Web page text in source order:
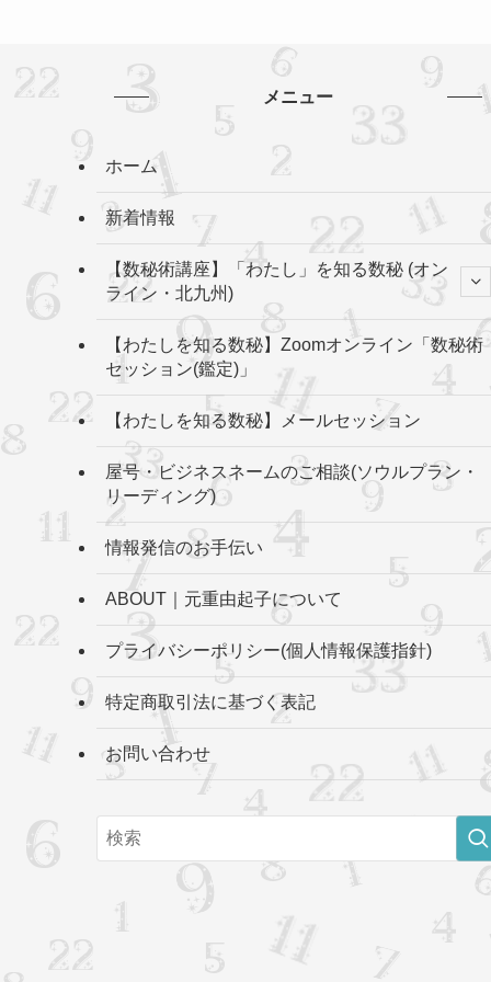
メニュー
ホーム
新着情報
【数秘術講座】「わたし」を知る数秘 (オン
ライン・北九州)
【わたしを知る数秘】Zoomオンライン「数秘術
セッション(鑑定)」
【わたしを知る数秘】メールセッション
屋号・ビジネスネームのご相談(ソウルプラン・
リーディング)
情報発信のお手伝い
ABOUT｜元重由起子について
プライバシーポリシー(個人情報保護指針)
特定商取引法に基づく表記
お問い合わせ